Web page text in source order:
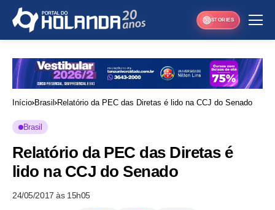
STORIES
Início Brasil Relatório da PEC das Diretas é lido na CCJ do Senado
Brasil
Relatório da PEC das Diretas é
lido na CCJ do Senado
24/05/2017 às 15h05